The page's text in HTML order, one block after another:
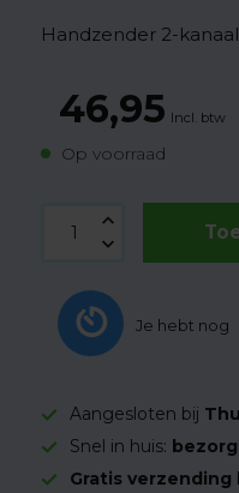
Handzender 2-
46,95 Incl. btw
Op voorraad
Je hebt nog
Aangesloten bij
Snel in huis:
Gratis verzending